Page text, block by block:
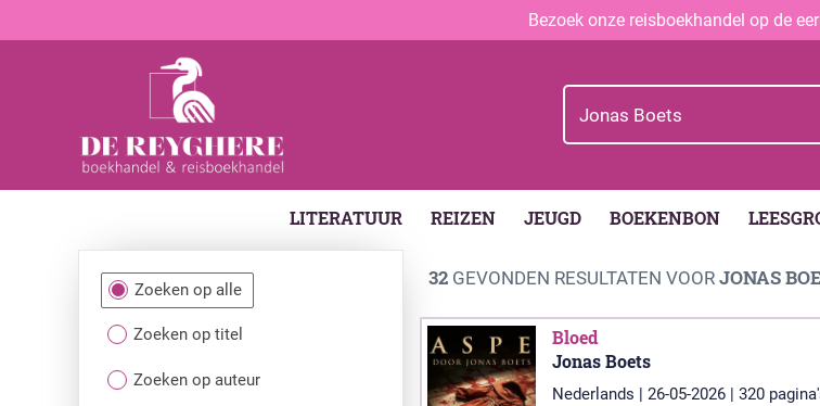
Bezoek onze reisboekhandel op de
LITERATUUR REIZEN JEUGD BOEKENBON
Filtersectie
Zoeken op alle
Zoeken op titel
Zoeken op auteur
32 GEVONDEN RESULTATEN VOOR JONAS
Bloed
Jonas Boets
Nederlands | 26-05-2026 | 320